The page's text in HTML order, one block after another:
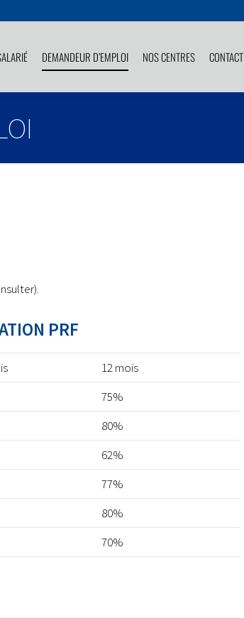
DEMANDEUR D’EMPLOI NOS CENTRES CONTACT
PRF
12 mois
75%
80%
62%
77%
80%
70%